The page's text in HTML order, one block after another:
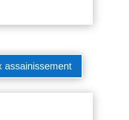
assainissement